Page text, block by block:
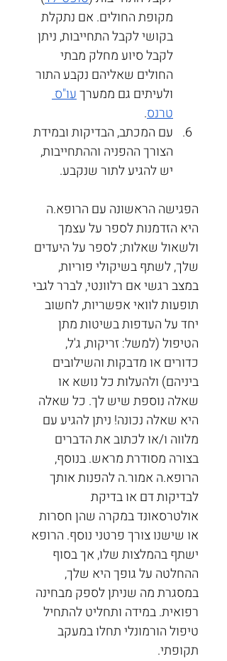
מקופת החולים. אם נתקלת
בקושי לקבל התחייבות, ניתן
לקבל סיוע מחלק מבתי
החולים שאליהם נקבע התור
ולעיתים גם ממערך עו"ס
טרנס.
עם המכתב, הבדיקות ובמידת
הצורך ההפניה וההתחייבות,
יש להגיע לתור שנקבע.
הפגישה הראשונה עם הרופא.ה
היא הזדמנות לספר על עצמך
ולשאול שאלות; לספר על היעדים
שלך, לשתף בשיקולי פוריות,
במצב רגשי אם רלוונטי, לברר לגבי
תופעות לוואי אפשריות, לחשוב
יחד על העדפות בשיטות מתן
הטיפול (למשל: זריקות, ג'ל,
כדורים או מדבקות והשילובים
ביניהם) ולהעלות כל נושא או
שאלה נוספת שיש לך. כל שאלה
היא שאלה נכונה! ניתן להגיע עם
מלווה ו/או לכתוב את הדברים
בצורה מסודרת מראש. בנוסף,
הרופא.ה אמור.ה להפנות אותך
לבדיקות דם או בדיקת
אולטרסאונד במקרה שהן חסרות
או שישנו צורך פרטני נוסף. הרופא
ישתף בהמלצות שלו, אך בסוף
ההחלטה על גופך היא שלך,
במסגרת מה שניתן לספק מבחינה
רפואית. במידה ותחליט להתחיל
טיפול הורמונלי תחלו במעקב
תקופתי.